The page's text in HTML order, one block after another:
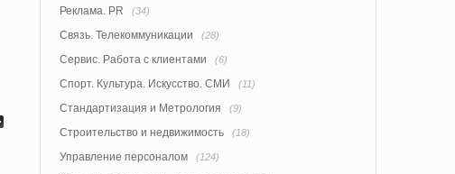
Реклама. PR (34)
Связь. Телекоммуникации (28)
Сервис. Работа с клиентами (6)
Спорт. Культура. Искусство. СМИ (11)
Стандартизация и Метрология (9)
Строительство и недвижимость (18)
Управление персоналом (124)